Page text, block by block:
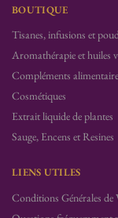
BOUTIQUE
Tisanes, infusions et
Aromathérapie et huiles
Compléments
Cosmétiques
Extrait liquide de plantes
Sauge, Encens et Resines
LIENS UTILES
Conditions Générales de